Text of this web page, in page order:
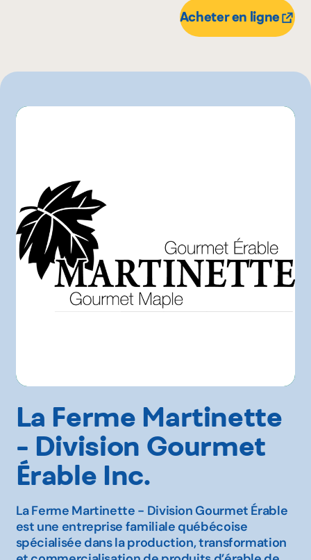
Acheter en ligne
La Ferme Martinette
- Division Gourmet
Érable Inc.
La Ferme Martinette - Division Gourmet Érable
est une entreprise familiale québécoise
spécialisée dans la production, transformation